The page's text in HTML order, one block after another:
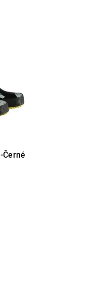
Černé